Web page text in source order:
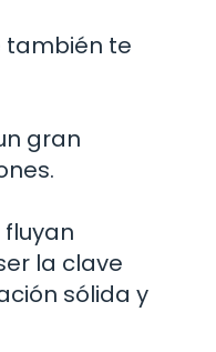
también te
gran
la clave
sólida y